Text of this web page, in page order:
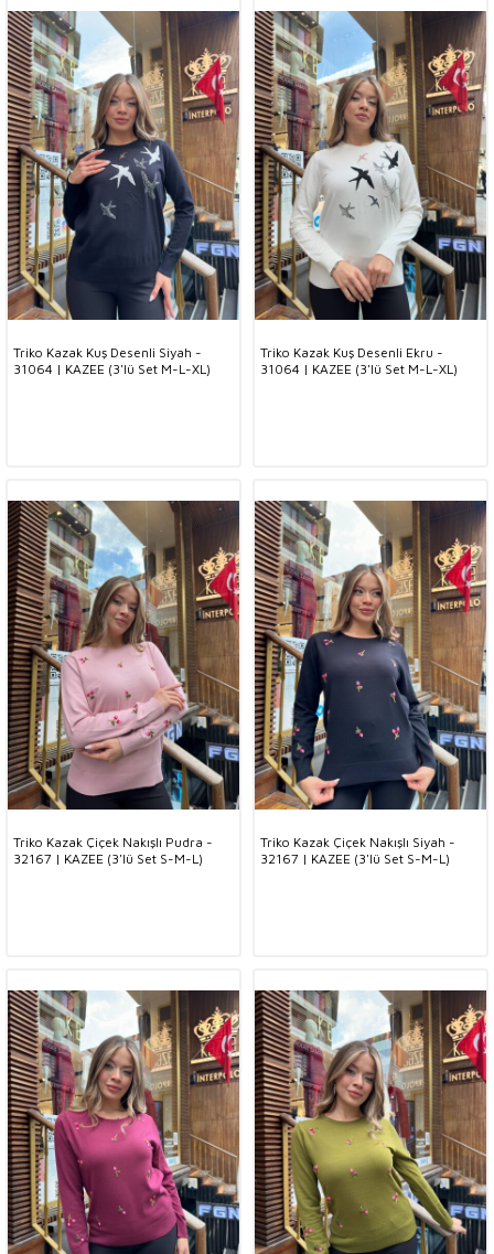
Triko Kazak Kuş Desenli Siyah -
31064 | KAZEE (3'lü Set M-L-XL)
Triko Kazak Kuş Desenli Ekru -
31064 | KAZEE (3'lü Set M-L-XL)
Triko Kazak Çiçek Nakışlı Pudra -
32167 | KAZEE (3'lü Set S-M-L)
Triko Kazak Çiçek Nakışlı Siyah -
32167 | KAZEE (3'lü Set S-M-L)